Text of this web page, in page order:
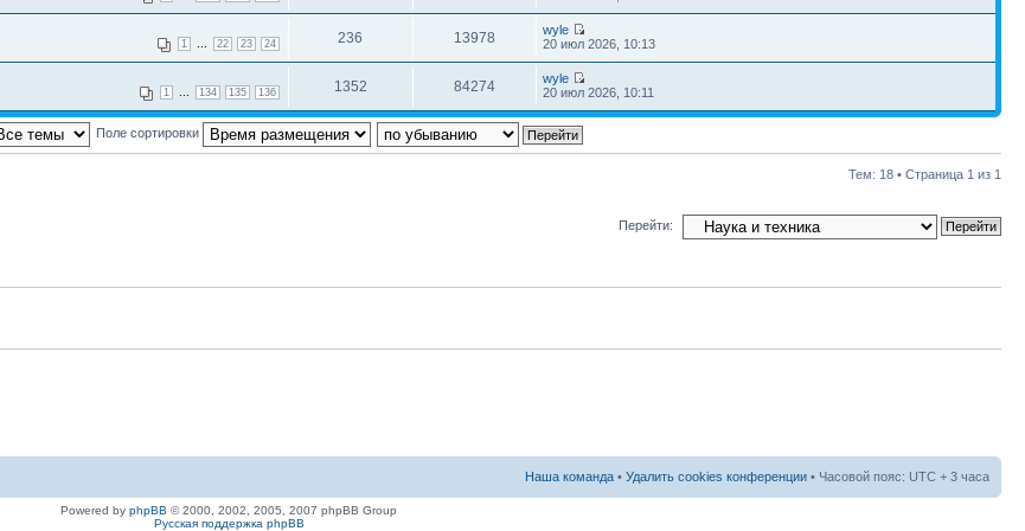
1 22 23 24 236 13978
wyle
20 июл 2026, 10:13
1 134 135 136 1352 84274
wyle
20 июл 2026, 10:11
Поле сортировки
Тем: 18 • Страница 1 из 1
Перейти:
Наша команда • Удалить cookies конференции • Часовой пояс: UTC + 3 часа
Powered by phpBB © 2000, 2002, 2005, 2007 phpBB Group
Русская поддержка phpBB